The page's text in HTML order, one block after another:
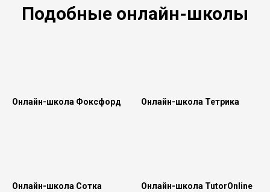
Подобные онлайн-школы
Онлайн-школа Фоксфорд Онлайн-школа Тетрика
Онлайн-школа Сотка Онлайн-школа TutorOnline